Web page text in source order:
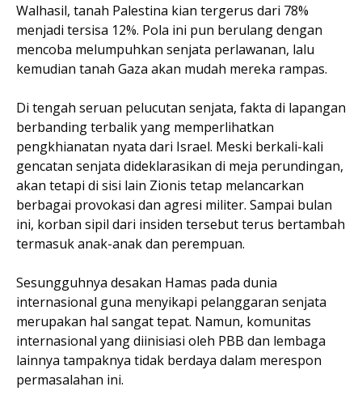
Walhasil, tanah Palestina kian tergerus dari 78%
menjadi tersisa 12%. Pola ini pun berulang dengan
mencoba melumpuhkan senjata perlawanan, lalu
kemudian tanah Gaza akan mudah mereka rampas.
Di tengah seruan pelucutan senjata, fakta di lapangan
berbanding terbalik yang memperlihatkan
pengkhianatan nyata dari Israel. Meski berkali-kali
gencatan senjata dideklarasikan di meja perundingan,
akan tetapi di sisi lain Zionis tetap melancarkan
berbagai provokasi dan agresi militer. Sampai bulan
ini, korban sipil dari insiden tersebut terus bertambah
termasuk anak-anak dan perempuan.
Sesungguhnya desakan Hamas pada dunia
internasional guna menyikapi pelanggaran senjata
merupakan hal sangat tepat. Namun, komunitas
internasional yang diinisiasi oleh PBB dan lembaga
lainnya tampaknya tidak berdaya dalam merespon
permasalahan ini.